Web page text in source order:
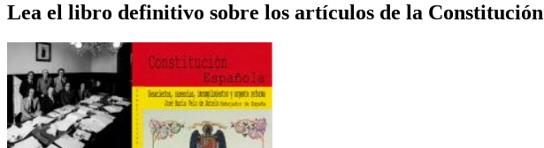
Lea el libro definitivo sobre los artículos de la Constitución